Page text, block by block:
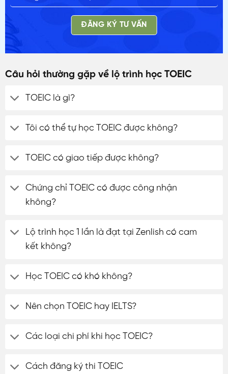
ĐĂNG KÝ TƯ VẤN
Câu hỏi thường gặp về lộ trình học TOEIC
TOEIC là gì?
Tôi có thể tự học TOEIC được không?
TOEIC có giao tiếp được không?
Chứng chỉ TOEIC có được công nhận
không?
Lộ trình học 1 lần là đạt tại Zenlish có cam
kết không?
Học TOEIC có khó không?
Nên chọn TOEIC hay IELTS?
Các loại chi phí khi học TOEIC?
Cách đăng ký thi TOEIC